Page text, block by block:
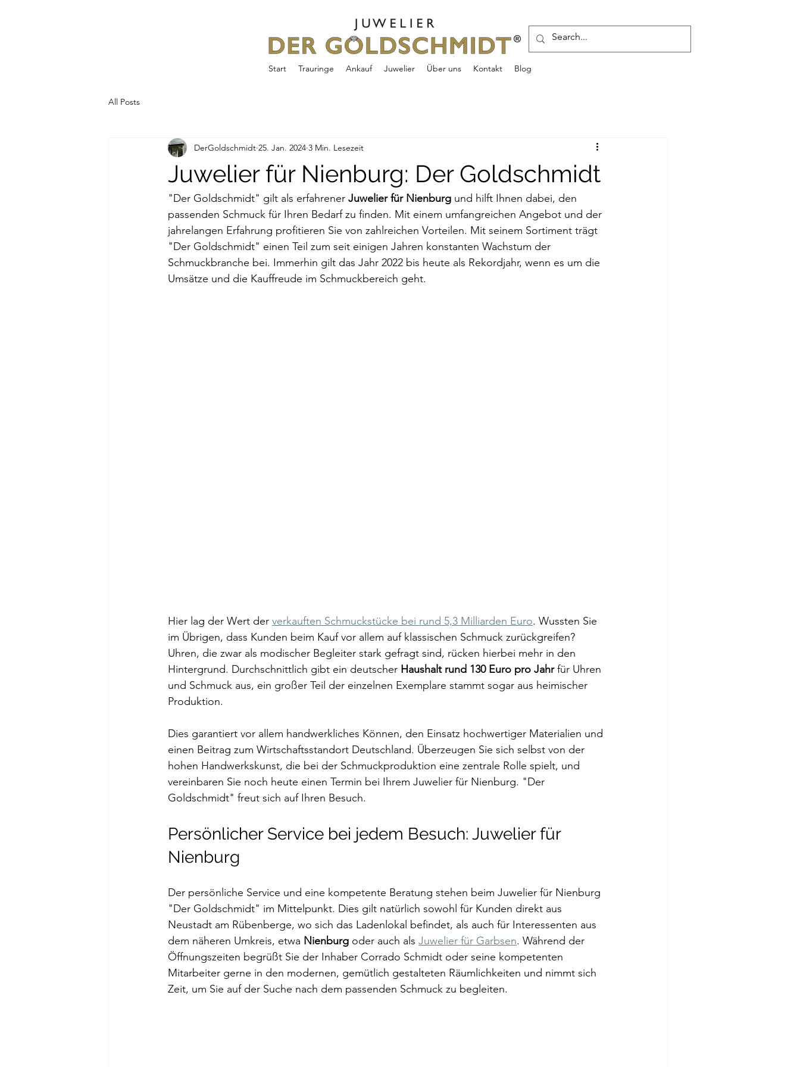
Start Trauringe Ankauf Juwelier Über uns Kontakt Blog
All Posts
Juwelier für Nienburg: Der Goldschmidt
DerGoldschmidt 25. Jan. 2024 3 Min. Lesezeit
"Der Goldschmidt" gilt als erfahrener Juwelier für Nienburg und hilft Ihnen dabei, den
passenden Schmuck für Ihren Bedarf zu finden. Mit einem umfangreichen Angebot und der
jahrelangen Erfahrung profitieren Sie von zahlreichen Vorteilen. Mit seinem Sortiment trägt
"Der Goldschmidt" einen Teil zum seit einigen Jahren konstanten Wachstum der
Schmuckbranche bei. Immerhin gilt das Jahr 2022 bis heute als Rekordjahr, wenn es um die
Umsätze und die Kauffreude im Schmuckbereich geht.
Hier lag der Wert der verkauften Schmuckstücke bei rund 5,3 Milliarden Euro. Wussten Sie
im Übrigen, dass Kunden beim Kauf vor allem auf klassischen Schmuck zurückgreifen?
Uhren, die zwar als modischer Begleiter stark gefragt sind, rücken hierbei mehr in den
Hintergrund. Durchschnittlich gibt ein deutscher Haushalt rund 130 Euro pro Jahr für Uhren
und Schmuck aus, ein großer Teil der einzelnen Exemplare stammt sogar aus heimischer
Produktion.
Dies garantiert vor allem handwerkliches Können, den Einsatz hochwertiger Materialien und
einen Beitrag zum Wirtschaftsstandort Deutschland. Überzeugen Sie sich selbst von der
hohen Handwerkskunst, die bei der Schmuckproduktion eine zentrale Rolle spielt, und
vereinbaren Sie noch heute einen Termin bei Ihrem Juwelier für Nienburg. "Der
Goldschmidt" freut sich auf Ihren Besuch.
Persönlicher Service bei jedem Besuch: Juwelier für
Nienburg
Der persönliche Service und eine kompetente Beratung stehen beim Juwelier für Nienburg
"Der Goldschmidt" im Mittelpunkt. Dies gilt natürlich sowohl für Kunden direkt aus
Neustadt am Rübenberge, wo sich das Ladenlokal befindet, als auch für Interessenten aus
dem näheren Umkreis, etwa Nienburg oder auch als Juwelier für Garbsen. Während der
Öffnungszeiten begrüßt Sie der Inhaber Corrado Schmidt oder seine kompetenten
Mitarbeiter gerne in den modernen, gemütlich gestalteten Räumlichkeiten und nimmt sich
Zeit, um Sie auf der Suche nach dem passenden Schmuck zu begleiten.